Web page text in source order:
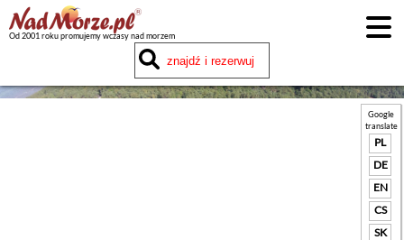
Od 2001 roku promujemy wczasy nad morzem
Google
translate
PL
DE
EN
CS
SK